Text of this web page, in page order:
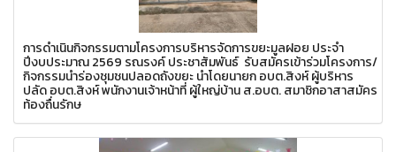
การดำเนินกิจกรรมตามโครงการบริหารจัดการขยะมูลฝอย ประจำ
ปีงบประมาณ 2569 รณรงค์ ประชาสัมพันธ์ รับสมัครเข้าร่วมโครงการ/
กิจกรรมนำร่องชุมชนปลอดถังขยะ นำโดยนายก อบต.สิงห์ ผู้บริหาร
ปลัด อบต.สิงห์ พนักงานเจ้าหน้าที่ ผู้ใหญ่บ้าน ส.อบต. สมาชิกอาสาสมัคร
ท้องถื่นรักษ